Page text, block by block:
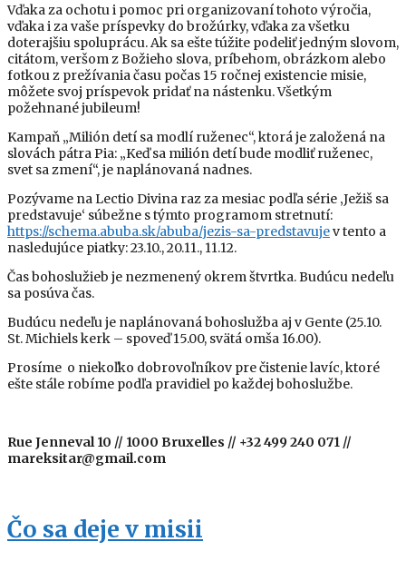
Vďaka za ochotu i pomoc pri organizovaní tohoto výročia,
vďaka i za vaše príspevky do brožúrky, vďaka za všetku
doterajšiu spoluprácu. Ak sa ešte túžite podeliť jedným slovom,
citátom, veršom z Božieho slova, príbehom, obrázkom alebo
fotkou z prežívania času počas 15 ročnej existencie misie,
môžete svoj príspevok pridať na nástenku.Všetkým
požehnané jubileum!
Kampaň „Milión detí sa modlí ruženec“, ktorá je založená na
slovách pátra Pia: „Keď sa milión detí bude modliť ruženec,
svet sa zmení“, je naplánovaná nadnes.
Pozývame na Lectio Divina raz za mesiac podľa série ‚Ježiš sa
predstavuje‘ súbežne s týmto programom stretnutí:
https://schema.abuba.sk/abuba/jezis-sa-predstavujev tento a
nasledujúce piatky: 23.10., 20.11., 11.12.
Čas bohoslužieb je nezmenený okrem štvrtka. Budúcu nedeľu
sa posúva čas.
Budúcu nedeľu je naplánovaná bohoslužba aj v Gente (25.10.
St. Michiels kerk – spoveď 15.00, svätá omša 16.00).
Prosíme o niekoľko dobrovoľníkov pre čistenie lavíc, ktoré
ešte stále robíme podľa pravidiel po každej bohoslužbe.
Rue Jenneval 10 // 1000 Bruxelles // +32 499 240 071 //
mareksitar@gmail.com
Čo sa deje v misii